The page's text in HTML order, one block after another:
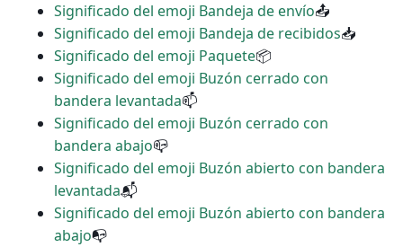
Significado del emoji Bandeja de envío📤
Significado del emoji Bandeja de recibidos📥
Significado del emoji Paquete📦
Significado del emoji Buzón cerrado con
bandera levantada📫
Significado del emoji Buzón cerrado con
bandera abajo📪
Significado del emoji Buzón abierto con bandera
levantada📬
Significado del emoji Buzón abierto con bandera
abajo📭